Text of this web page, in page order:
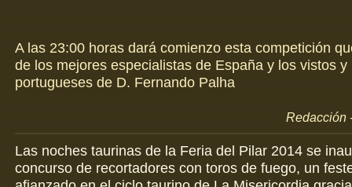
A las 23:00 horas dará comienzo esta competición
de los mejores especialistas de España y los vistos y
portugueses de D. Fernando Palha
Redacción
Las noches taurinas de la Feria del Pilar 2014 se
concurso de recortadores con toros de fuego, un